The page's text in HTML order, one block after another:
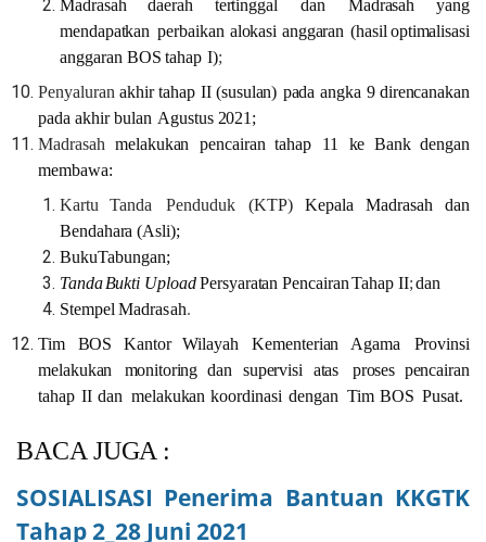
Madrasah daerah tertinggal dan Madrasah
yang
mendapatkan perbaikan alokasi anggaran (hasil optimalisasi
anggaran BOS tahap I);
Penyaluran akhir tahap II (susulan) pada angka 9 direncanakan
pada akhir bulan Agustus 2021;
Madrasah melakukan pencairan tahap 11 ke Bank dengan
membawa:
Kartu
Tanda Penduduk (KTP) Kepala Madrasah
dan
Bendahara (Asli);
BukuTabungan;
TandaBukti UploadPersyaratan PencairanTahap II;dan
Stempel Madrasah.
Tim
BOS Kantor Wilayah Kementerian Agama
Provinsi
melakukan
monitoring dan supervisi atas proses pencairan
tahap II dan melakukan koordinasi dengan Tim BOS Pusat.
BACA JUGA :
SOSIALISASI Penerima Bantuan KKGTK
Tahap 2_28 Juni 2021